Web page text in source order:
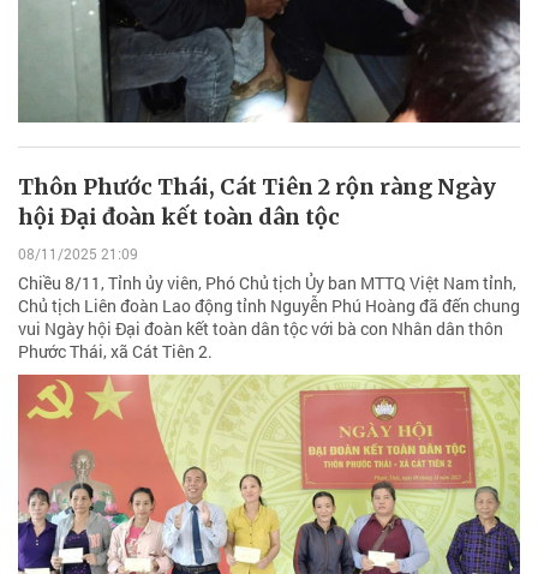
Thôn Phước Thái, Cát Tiên 2 rộn ràng Ngày
hội Đại đoàn kết toàn dân tộc
08/11/2025 21:09
Chiều 8/11, Tỉnh ủy viên, Phó Chủ tịch Ủy ban MTTQ Việt Nam tỉnh,
Chủ tịch Liên đoàn Lao động tỉnh Nguyễn Phú Hoàng đã đến chung
vui Ngày hội Đại đoàn kết toàn dân tộc với bà con Nhân dân thôn
Phước Thái, xã Cát Tiên 2.